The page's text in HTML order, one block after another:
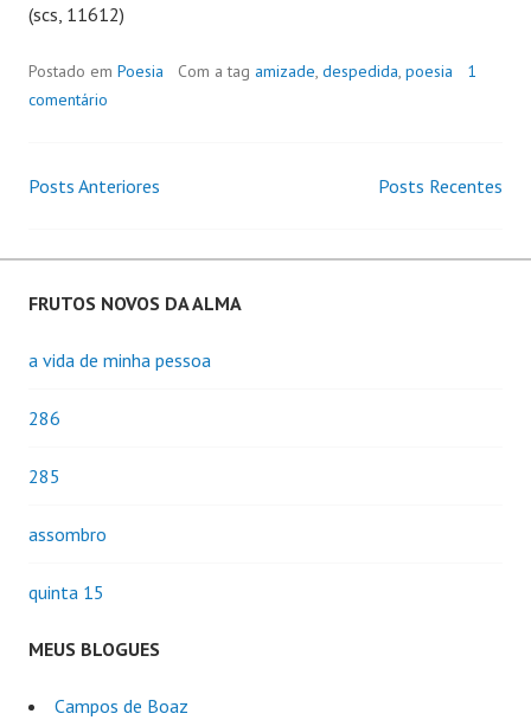
(scs, 11612)
Postado em Poesia Com a tag amizade, despedida, poesia
1
comentário
Navegação
de
Posts
Posts Anteriores Posts Recentes
FRUTOS NOVOS DA ALMA
a vida de minha pessoa
286
285
assombro
quinta 15
MEUS BLOGUES
Campos de Boaz